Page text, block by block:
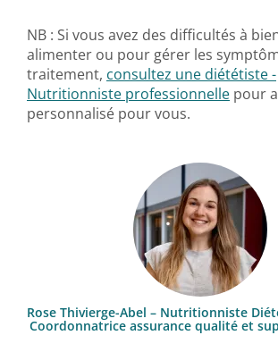
NB : Si vous avez des difficultés à
alimenter ou pour gérer les
traitement, consultez une diététiste -
Nutritionniste professionnelle pour
personnalisé pour vous.
Rose Thivierge-Abel – Nutritionniste
Coordonnatrice assurance qualité et